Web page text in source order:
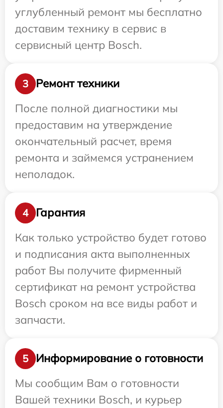
углубленный ремонт мы бесплатно
доставим технику в сервис в
сервисный центр Bosch.
3
Ремонт техники
После полной диагностики мы
предоставим на утверждение
окончательный расчет, время
ремонта и займемся устранением
неполадок.
4
Гарантия
Как только устройство будет готово
и подписания акта выполненных
работ Вы получите фирменный
сертификат на ремонт устройства
Bosch сроком на все виды работ и
запчасти.
5
Информирование о готовности
Мы сообщим Вам о готовности
Вашей техники Bosch, и курьер